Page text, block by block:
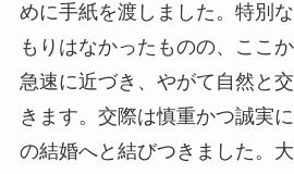
めに手紙を渡しました。特別
もりはなかったものの、ここ
急速に近づき、やがて自然と
きます。交際は慎重かつ誠実
の結婚へと結びつきました。